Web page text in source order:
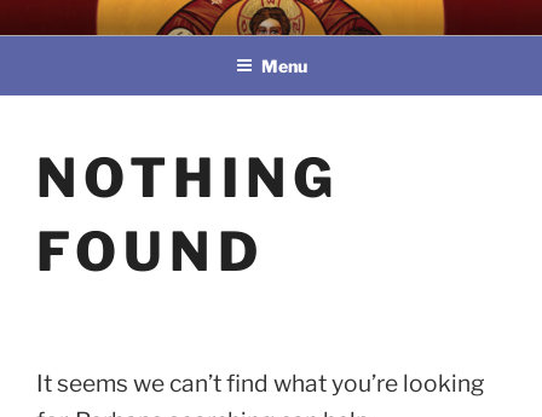
to
教區婚姻與家庭牧民委員會
Menu
NOTHING
FOUND
It seems we can’t find what you’re looking